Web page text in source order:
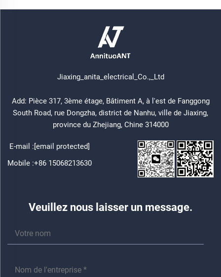
Jiaxing_anita_electrical_Co.,_Ltd
Add: Pièce 317, 3ème étage, Bâtiment A, à l'est de Fanggong
South Road, rue Dongzha, district de Nanhu, ville de Jiaxing,
province du Zhejiang, Chine 314000
E-mail :[email protected]
Mobile :+86 15068213630
Veuillez nous laisser un message.